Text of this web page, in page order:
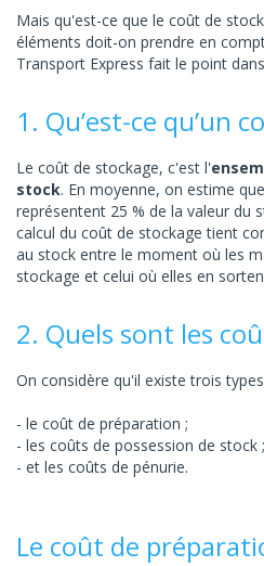
Mais qu'est-ce que le coût de
éléments doit-on prendre en
Transport Express fait le point
1. Qu’est-ce qu’un
Le coût de stockage, c'est l'
stock. En moyenne, on estime
représentent 25 % de la valeur du
calcul du coût de stockage tient
au stock entre le moment où les
stockage et celui où elles en
2. Quels sont les
On considère qu'il existe trois
le coût de préparation ;
les coûts de possession de stock ;
et les coûts de pénurie.
Le coût de